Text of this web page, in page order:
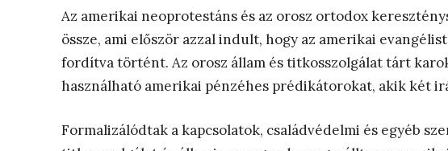
Az amerikai neoprotestáns és az orosz ortodox
össze, ami először azzal indult, hogy az amerikai
fordítva történt. Az orosz állam és titkosszolgálat tárt
használható amerikai pénzéhes prédikátorokat, akik két
Formalizálódtak a kapcsolatok, családvédelmi és egyéb